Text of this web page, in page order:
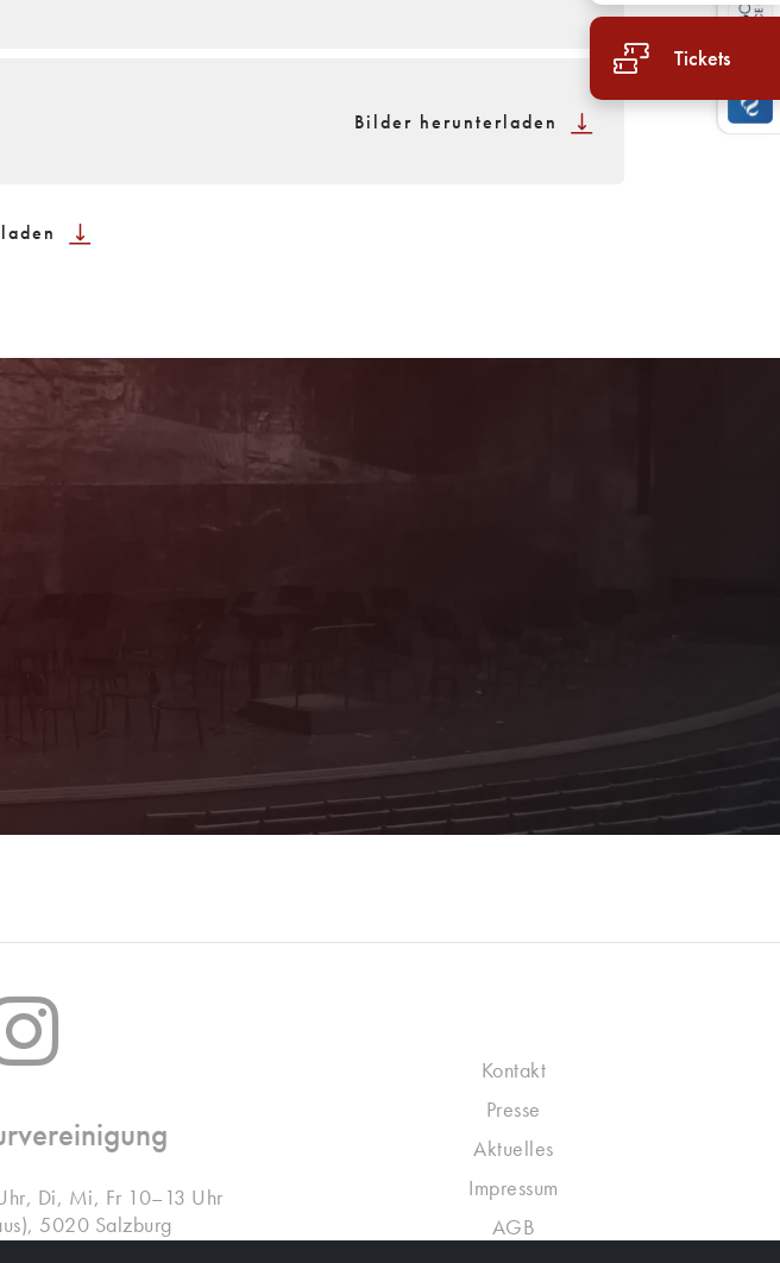
Bilder herunterladen
Tickets
Di, Mi, Fr 10–13 Uhr
5020 Salzburg
Kontakt
Presse
Aktuelles
Impressum
AGB